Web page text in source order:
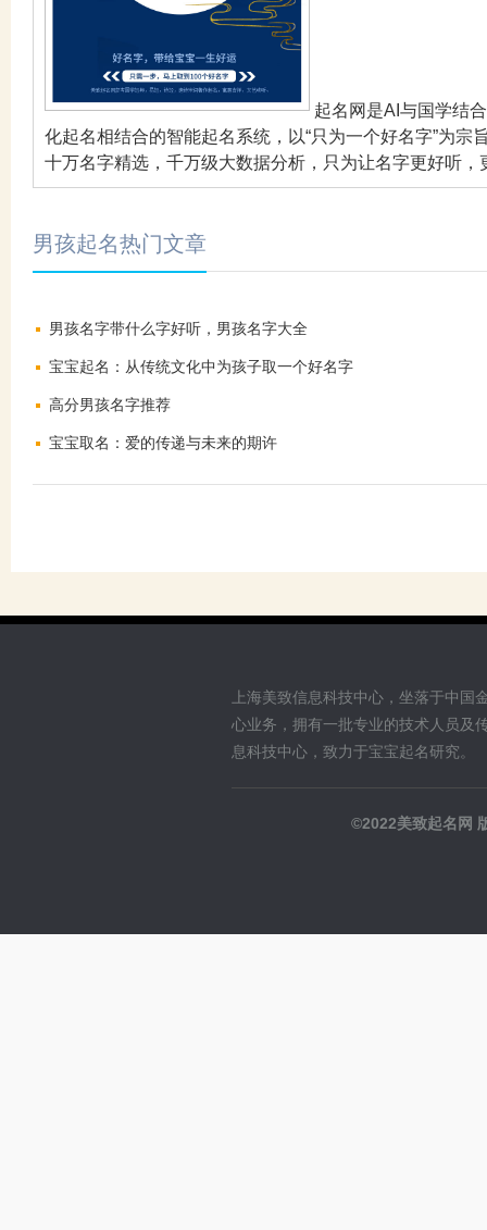
起名网是AI与国学结
化起名相结合的智能起名系统，以“只为一个好名字”为
十万名字精选，千万级大数据分析，只为让名字更好听，
男孩起名热门文章
男孩名字带什么字好听，男孩名字大全
宝宝起名：从传统文化中为孩子取一个好名字
高分男孩名字推荐
宝宝取名：爱的传递与未来的期许
上海美致信息科技中心，坐落于中
心业务，拥有一批专业的技术人员及
息科技中心，致力于宝宝起名研究。
©2022美致起名网